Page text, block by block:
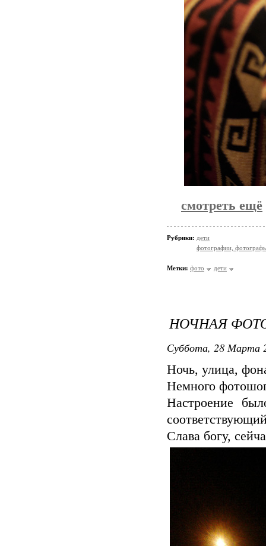
смотреть ещё
Рубрики: дети
фотографии,
Метки: фото дети
НОЧНАЯ
Суббота, 28 Марта
Ночь, улица,
Немного
Настроение
Слава богу,